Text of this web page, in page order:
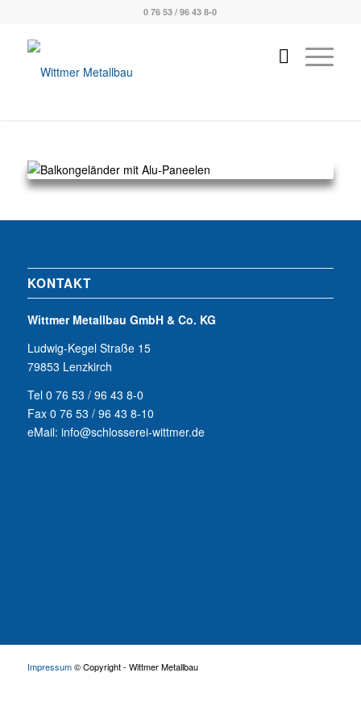
0 76 53 / 96 43 8-0
KONTAKT
Wittmer Metallbau GmbH & Co. KG
Ludwig-Kegel Straße 15
79853 Lenzkirch
Tel 0 76 53 / 96 43 8-0
Fax 0 76 53 / 96 43 8-10
eMail: info@schlosserei-wittmer.de
Impressum© Copyright - Wittmer Metallbau